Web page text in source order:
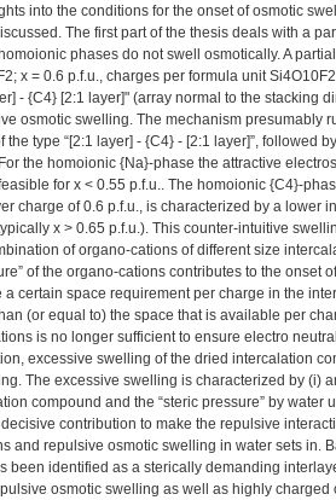
into the conditions for the onset of osmotic
The first part of the thesis deals with a
phases do not swell osmotically. A
x = 0.6 p.f.u., charges per formula unit
- {C4} [2:1 layer]" (array normal to the stacking
osmotic swelling. The mechanism presumably
the type “[2:1 layer] - {C4} - [2:1 layer]”,
the homoionic {Na}-phase the attractive
for x < 0.55 p.f.u.. The homoionic {C4}-
charge of 0.6 p.f.u., is characterized by a lower
x > 0.65 p.f.u.). This counter-intuitive
of organo-cations of different size
of the organo-cations contributes to the
certain space requirement per charge in the
(or equal to) the space that is available per
is no longer sufficient to ensure electro
excessive swelling of the dried intercalation
The excessive swelling is characterized by (i)
compound and the “steric pressure” by
contribution to make the repulsive
and repulsive osmotic swelling in water sets in.
been identified as a sterically demanding
osmotic swelling as well as highly